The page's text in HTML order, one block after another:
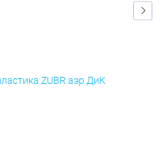
ZUBR аэр ДиК